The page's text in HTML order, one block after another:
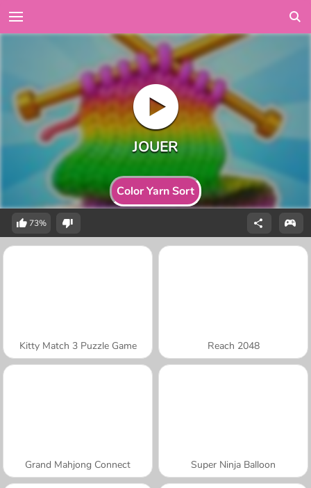
Color Yarn Sort
73%
Kitty Match 3 Puzzle Game Reach 2048
Grand Mahjong Connect Super Ninja Balloon